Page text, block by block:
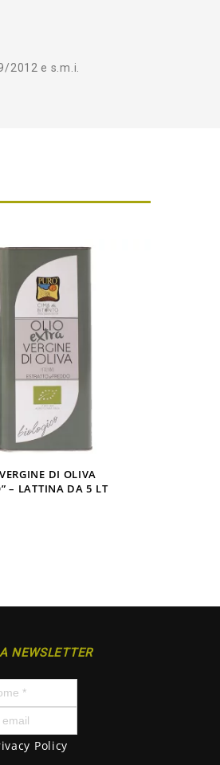
2012 e s.m.i.
DI OLIVA
– LATTINA DA 5 LT
NEWSLETTER
Policy